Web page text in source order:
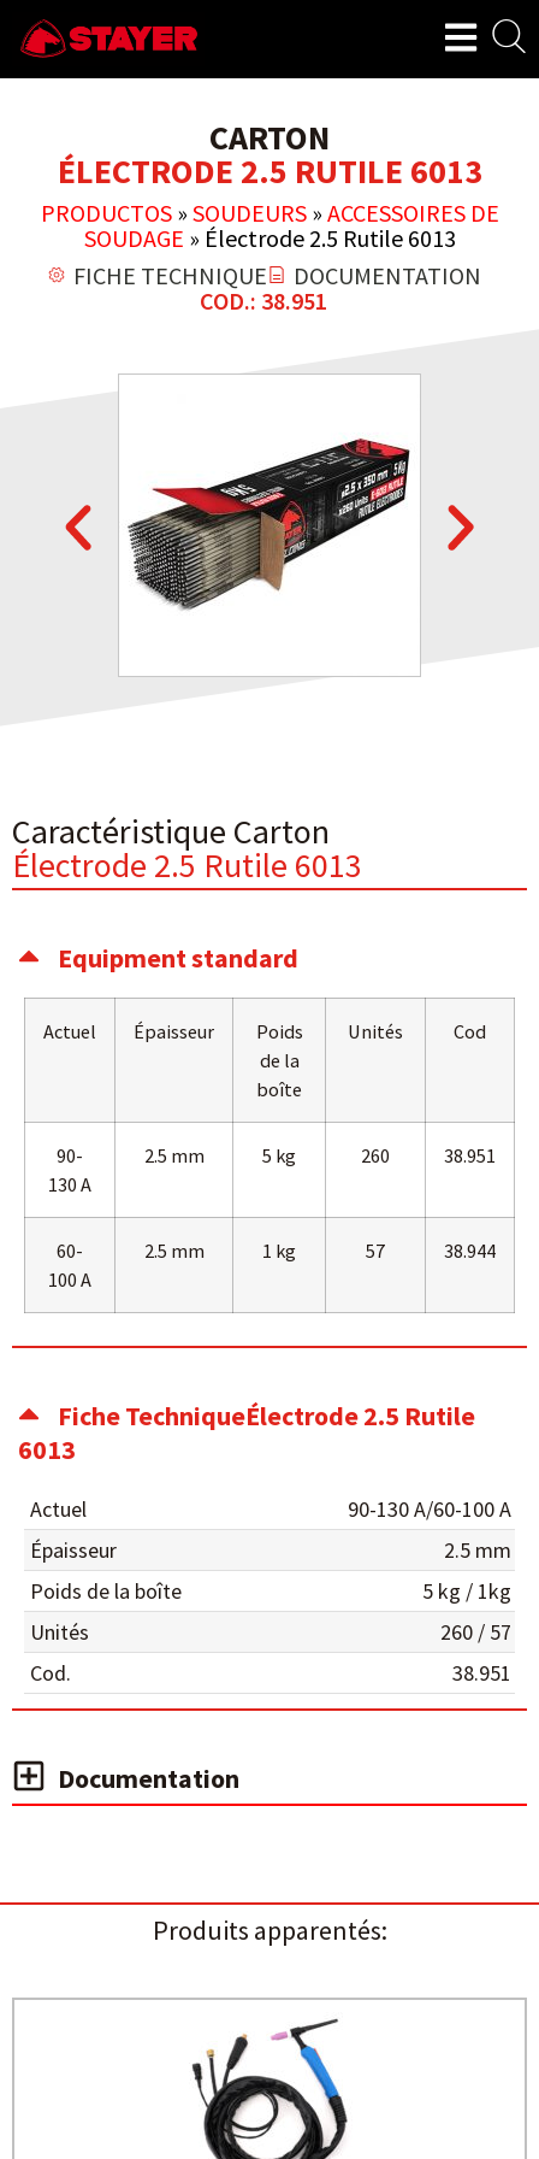
CARTON
ÉLECTRODE 2.5 RUTILE 6013
PRODUCTOS» SOUDEURS» ACCESSOIRES DE
SOUDAGE » Électrode 2.5 Rutile 6013
FICHE TECHNIQUE
DOCUMENTATION
COD.: 38.951
Caractéristique Carton
Électrode 2.5 Rutile 6013
Equipment standard
Actuel Épaisseur
Poids
de la
boîte
Unités Cod
90-
130 A
2.5 mm 5 kg 260 38.951
60-
100 A
2.5 mm 1 kg 57 38.944
Fiche TechniqueÉlectrode 2.5 Rutile
6013
Actuel
90-130 A/60-100 A
Épaisseur
2.5 mm
Poids de la boîte
5 kg / 1kg
Unités
260 / 57
Cod.
38.951
Documentation
Produits apparentés: